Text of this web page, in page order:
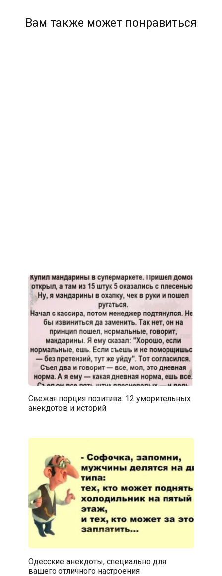
Вам также может понравиться
Свежая порция позитива: 12 уморительных
анекдотов и историй
Одесские анекдоты, специально для
вашего отличного настроения